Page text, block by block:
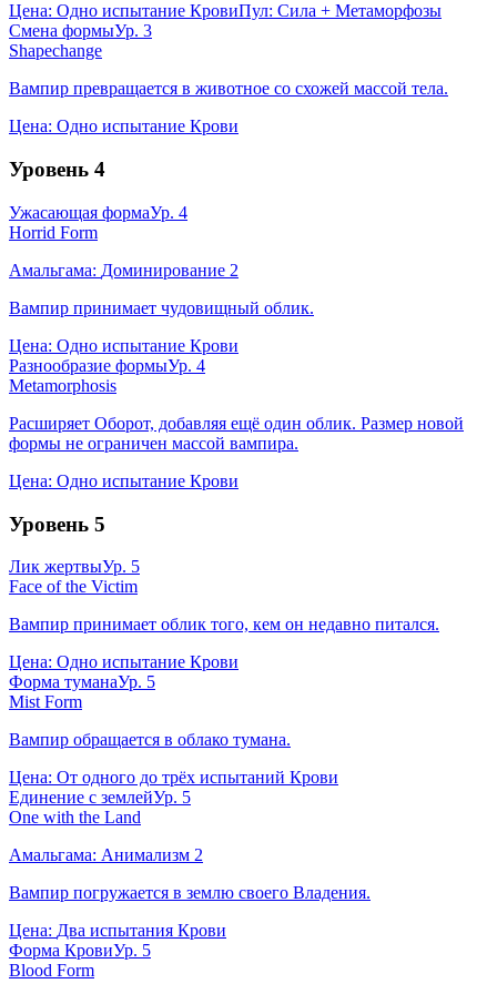
Цена: Одно испытание КровиПул: Сила + Метаморфозы
Смена формыУр. 3
Shapechange
Вампир превращается в животное со схожей массой тела.
Цена: Одно испытание Крови
Уровень 4
Ужасающая формаУр. 4
Horrid Form
Амальгама: Доминирование 2
Вампир принимает чудовищный облик.
Цена: Одно испытание Крови
Разнообразие формыУр. 4
Metamorphosis
Расширяет Оборот, добавляя ещё один облик. Размер новой
формы не ограничен массой вампира.
Цена: Одно испытание Крови
Уровень 5
Лик жертвыУр. 5
Face of the Victim
Вампир принимает облик того, кем он недавно питался.
Цена: Одно испытание Крови
Форма туманаУр. 5
Mist Form
Вампир обращается в облако тумана.
Цена: От одного до трёх испытаний Крови
Единение с землейУр. 5
One with the Land
Амальгама: Анимализм 2
Вампир погружается в землю своего Владения.
Цена: Два испытания Крови
Форма КровиУр. 5
Blood Form